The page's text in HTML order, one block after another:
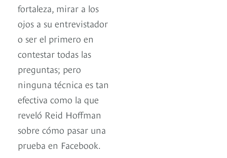
fortaleza, mirar a los
ojos a su entrevistador
o ser el primero en
contestar todas las
preguntas; pero
ninguna técnica es tan
efectiva como la que
reveló Reid Hoffman
sobre cómo pasar una
prueba en Facebook.